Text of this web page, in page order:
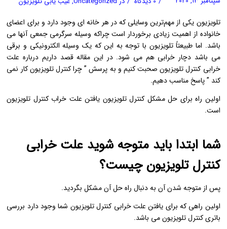
تلویزیون یکی از مهم‌ترین وسایلی که در هر خانه ای وجود دارد و برای اعضای
خانواده از اهمیت زیادی برخوردار است چراکه وسیله سرگرمی جمعی آنها می
باشد. اما طبیعتاً تلویزیون با توجه به این که یک وسیله الکترونیکی و برقی
می باشد دچار خرابی هم می شود. در این مقاله قصد داریم درباره علت
خرابی کنترل تلویزیون صحبت کنیم و به پرسش ” چرا کنترل تلویزیون کار نمی
کند ” پاسخ مناسب دهیم.
اولین راه برای حل مشکل کنترل تلویزیون یافتن علت خراب کنترل تلویزیون
است.
شما ابتدا باید متوجه شوید علت خرابی
کنترل تلویزیون چیست؟
پس از متوجه شدن آن به دنبال راه حل آن مشکل بگردید.
اولین راهی که برای یافتن علت خرابی کنترل تلویزیون شما وجود دارد بررسی
باتری کنترل تلویزیون می باشد.